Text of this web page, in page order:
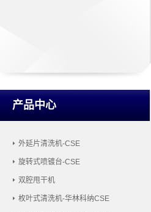
产品中心
外延片清洗机-CSE
旋转式喷镀台-CSE
双腔甩干机
枚叶式清洗机-华林科纳CSE